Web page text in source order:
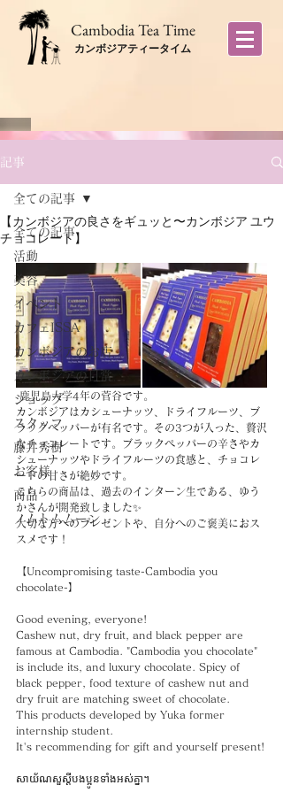
​Cambodia Tea Time
カンボジアティータイム
記事
全ての記事
活動
美容
イベント
カフェISSA
カンボジアのお店
カンボジアの日常
ショップ
スタッフ
藤井秀樹
お客様
商品
ノムトムムーン
全ての記事
【カンボジアの良さをギュッと〜カンボジア ユウ
チョコレート】
鹿児島大学4年の菅谷です。
カンボジアはカシューナッツ、ドライフルーツ、ブ
ラックペッパーが有名です。その3つが入った、贅沢
なチョコレートです。ブラックペッパーの辛さやカ
シューナッツやドライフルーツの食感と、チョコレ
ートの甘さが絶妙です。
こちらの商品は、過去のインターン生である、ゆう
かさんが開発致しました✨
大切な方へのプレゼントや、自分へのご褒美におス
スメです！
【Uncompromising taste-Cambodia you
chocolate-】
Good evening, everyone!
Cashew nut, dry fruit, and black pepper are
famous at Cambodia. "Cambodia you chocolate"
is include its, and luxury chocolate. Spicy of
black pepper, food texture of cashew nut and
dry fruit are matching sweet of chocolate.
This products developed by Yuka former
internship student.
It's recommending for gift and yourself present!
សាយ័ណសួស្ដីបងប្អូនទាំងអស់គ្នា។